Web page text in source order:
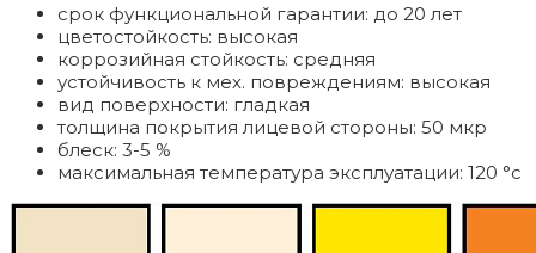
срок функциональной гарантии: до 20 лет
цветостойкость: высокая
коррозийная стойкость: средняя
устойчивость к мех. повреждениям: высокая
вид поверхности: гладкая
толщина покрытия лицевой стороны: 50 мкр
блеск: 3-5 %
максимальная температура эксплуатации: 120 °c